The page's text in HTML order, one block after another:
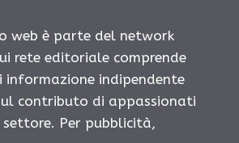
web è parte del network
rete editoriale comprende
informazione indipendente
contributo di appassionati
Per pubblicità,